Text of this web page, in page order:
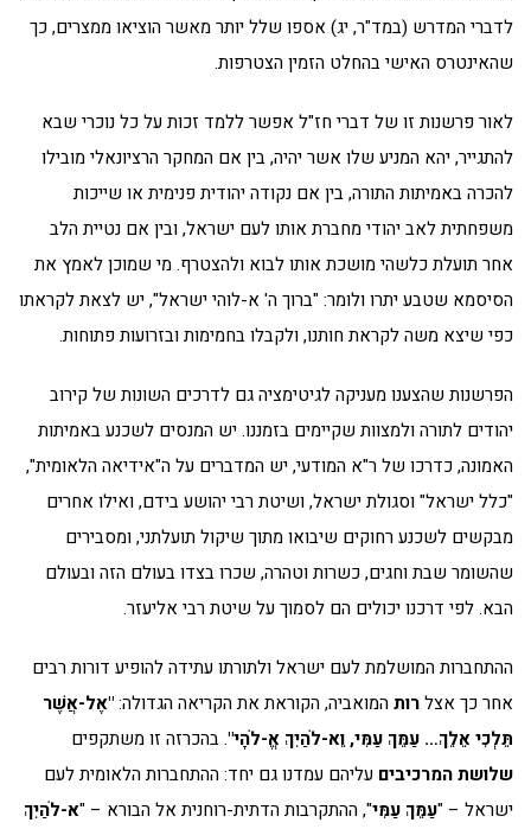
לדברי המדרש (במד"ר, יג) אספו שלל יותר מאשר הוציאו ממצרים, כך
שהאינטרס האישי בהחלט הזמין הצטרפות.
לאור פרשנות זו של דברי חז"ל אפשר ללמד זכות על כל נוכרי שבא
להתגייר, יהא המניע שלו אשר יהיה, בין אם המחקר הרציונאלי מובילו
להכרה באמיתות התורה, בין אם נקודה יהודית פנימית או שייכות
משפחתית לאב יהודי מחברת אותו לעם ישראל, ובין אם נטיית הלב
אחר תועלת כלשהי מושכת אותו לבוא ולהצטרף. מי שמוכן לאמץ את
הסיסמא שטבע יתרו ולומר: "ברוך ה' א-לוהי ישראל", יש לצאת לקראתו
כפי שיצא משה לקראת חותנו, ולקבלו בחמימות ובזרועות פתוחות.
הפרשנות שהצענו מעניקה לגיטימציה גם לדרכים השונות של קירוב
יהודים לתורה ולמצוות שקיימים בזמננו. יש המנסים לשכנע באמיתות
האמונה, כדרכו של ר"א המודעי, יש המדברים על ה"אידיאה הלאומית",
"כלל ישראל" וסגולת ישראל, ושיטת רבי יהושע בידם, ואילו אחרים
מבקשים לשכנע רחוקים שיבואו מתוך שיקול תועלתני, ומסבירים
שהשומר שבת וחגים, כשרות וטהרה, שכרו בצדו בעולם הזה ובעולם
הבא. לפי דרכנו יכולים הם לסמוך על שיטת רבי אליעזר.
ההתחברות המושלמת לעם ישראל ולתורתו עתידה להופיע דורות רבים
אחר כך אצלרות המואביה, הקוראת את הקריאה הגדולה:"אֶל-אֲשֶׁר
תֵּלְכִי אֵלֵךְ… עַמֵּךְ עַמִּי, וֵא-לֹהַיִךְ אֱ-לֹהָי". בהכרזה זו משתקפים
שלושת המרכיבים עליהם עמדנו גם יחד: ההתחברות הלאומית לעם
ישראל – "עַמֵּךְ עַמִּי", ההתקרבות הדתית-רוחנית אל הבורא – "א-לֹהַיִךְ